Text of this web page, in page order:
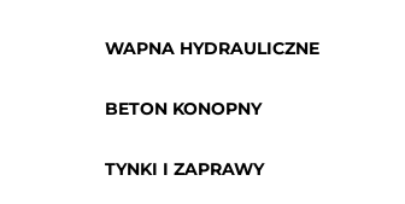
WAPNA HYDRAULICZNE
BETON KONOPNY
TYNKI I ZAPRAWY